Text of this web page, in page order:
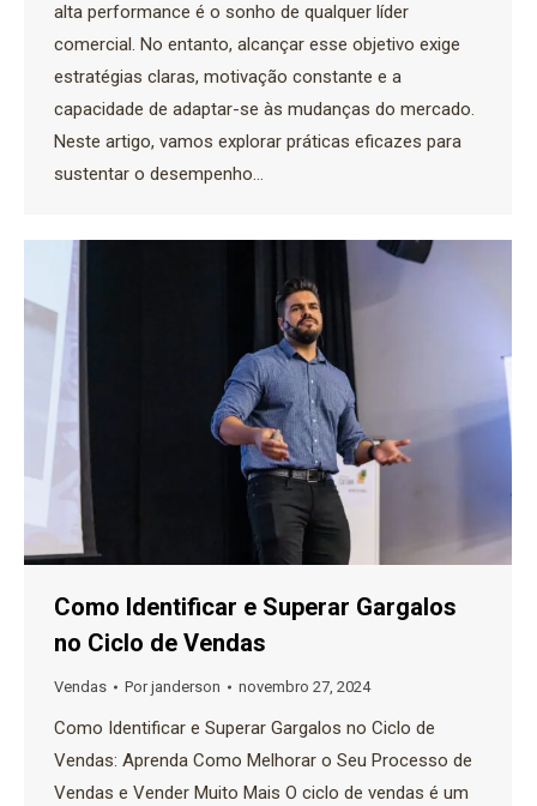
alta performance é o sonho de qualquer líder
comercial. No entanto, alcançar esse objetivo exige
estratégias claras, motivação constante e a
capacidade de adaptar-se às mudanças do mercado.
Neste artigo, vamos explorar práticas eficazes para
sustentar o desempenho…
Como Identificar e Superar Gargalos
no Ciclo de Vendas
Vendas Porjanderson novembro 27, 2024
Como Identificar e Superar Gargalos no Ciclo de
Vendas: Aprenda Como Melhorar o Seu Processo de
Vendas e Vender Muito Mais O ciclo de vendas é um